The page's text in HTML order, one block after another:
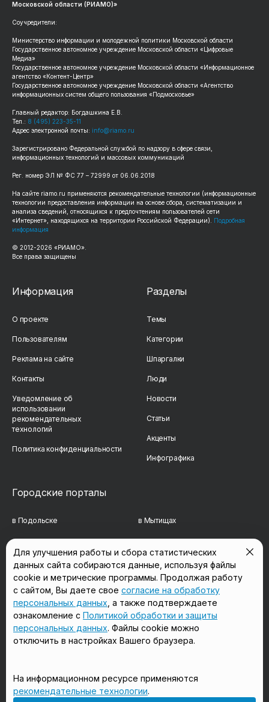
Московской области (РИАМО)»
Соучредители:
Министерство информации и молодежной политики Московской области
Государственное автономное учреждение Московской области «Цифровые
Медиа»
Государственное автономное учреждение Московской области «Информационное
агентство «Контент-Центр»
Государственное автономное учреждение Московской области «Агентство
информационных систем общего пользования «Подмосковье»
Главный редактор: Богдашкина Е.В.
Тел.: 8 (495) 223-35-11
Адрес электронной почты: info@riamo.ru
Зарегистрировано Федеральной службой по надзору в сфере связи,
информационных технологий и массовых коммуникаций
Рег. номер ЭЛ № ФС 77 – 72999 от 06.06.2018
На сайте riamo.ru применяются рекомендательные технологии (информационные
технологии предоставления информации на основе сбора, систематизации и
анализа сведений, относящихся к предпочтениям пользователей сети
«Интернет», находящихся на территории Российской Федерации). Подробная
информация
© 2012-2026 «РИАМО».
Все права защищены
Информация
О проекте
Пользователям
Реклама на сайте
Контакты
Уведомление об
использовании
рекомендательных
технологий
Политика конфиденциальности
Разделы
Темы
Категории
Шпаргалки
Люди
Новости
Статьи
Акценты
Инфографика
Городские порталы
в Подольске в Мытищах
в Сергиевом Посаде в Люберцах
в Красногорске в Королёве
в Домодедово в Щёлково
Мы в соцсетях
Для улучшения работы и сбора статистических
данных сайта собираются данные, используя файлы
cookie и метрические программы. Продолжая работу
с сайтом, Вы даете свое согласие на обработку
персональных данных , а также подтверждаете
ознакомление с Политикой обработки и защиты
персональных данных. Файлы cookie можно
отключить в настройках Вашего браузера.
На информационном ресурсе применяются
рекомендательные технологии.